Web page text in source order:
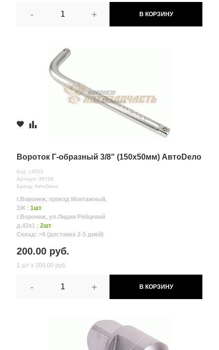
- + В КОРЗИНУ
Вороток Г-образный 3/8" (150х50мм) АвтоDело
Код: 14523
Артикул: 39758
Бренд: АвтоDело
г.Воронеж, проезд Монтажный,
3Ж : 1шт
г.Воронеж, ул.Лидии Рябцевой
д.42к1 : 2шт
Склад: >9 (доставка 2-5 дней)
200.00 руб.
1 шт х 200.00 руб.
- + В КОРЗИНУ